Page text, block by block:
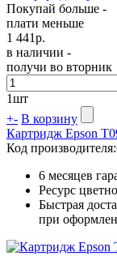
Покупай больше -
плати меньше
1 441р.
в наличии -
получи во вторник
1шт
+- В корзину
Картридж Epson
Код производителя:
6 месяцев
Ресурс
Быстрая
при